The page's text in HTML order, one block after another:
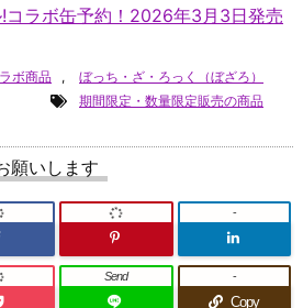
コラボ缶予約！2026年3月3日発売
ボ商品 ,
ぼっち・ざ・ろっく（ぼざろ）
期間限定・数量限定販売の商品
願いします
-
Send
Copy
-